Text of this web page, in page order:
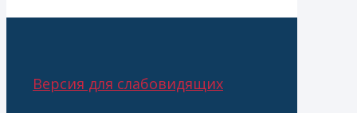
Версия для слабовидящих